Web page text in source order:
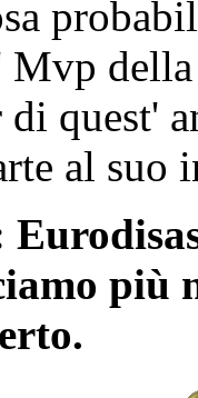
quest'
al suo
più